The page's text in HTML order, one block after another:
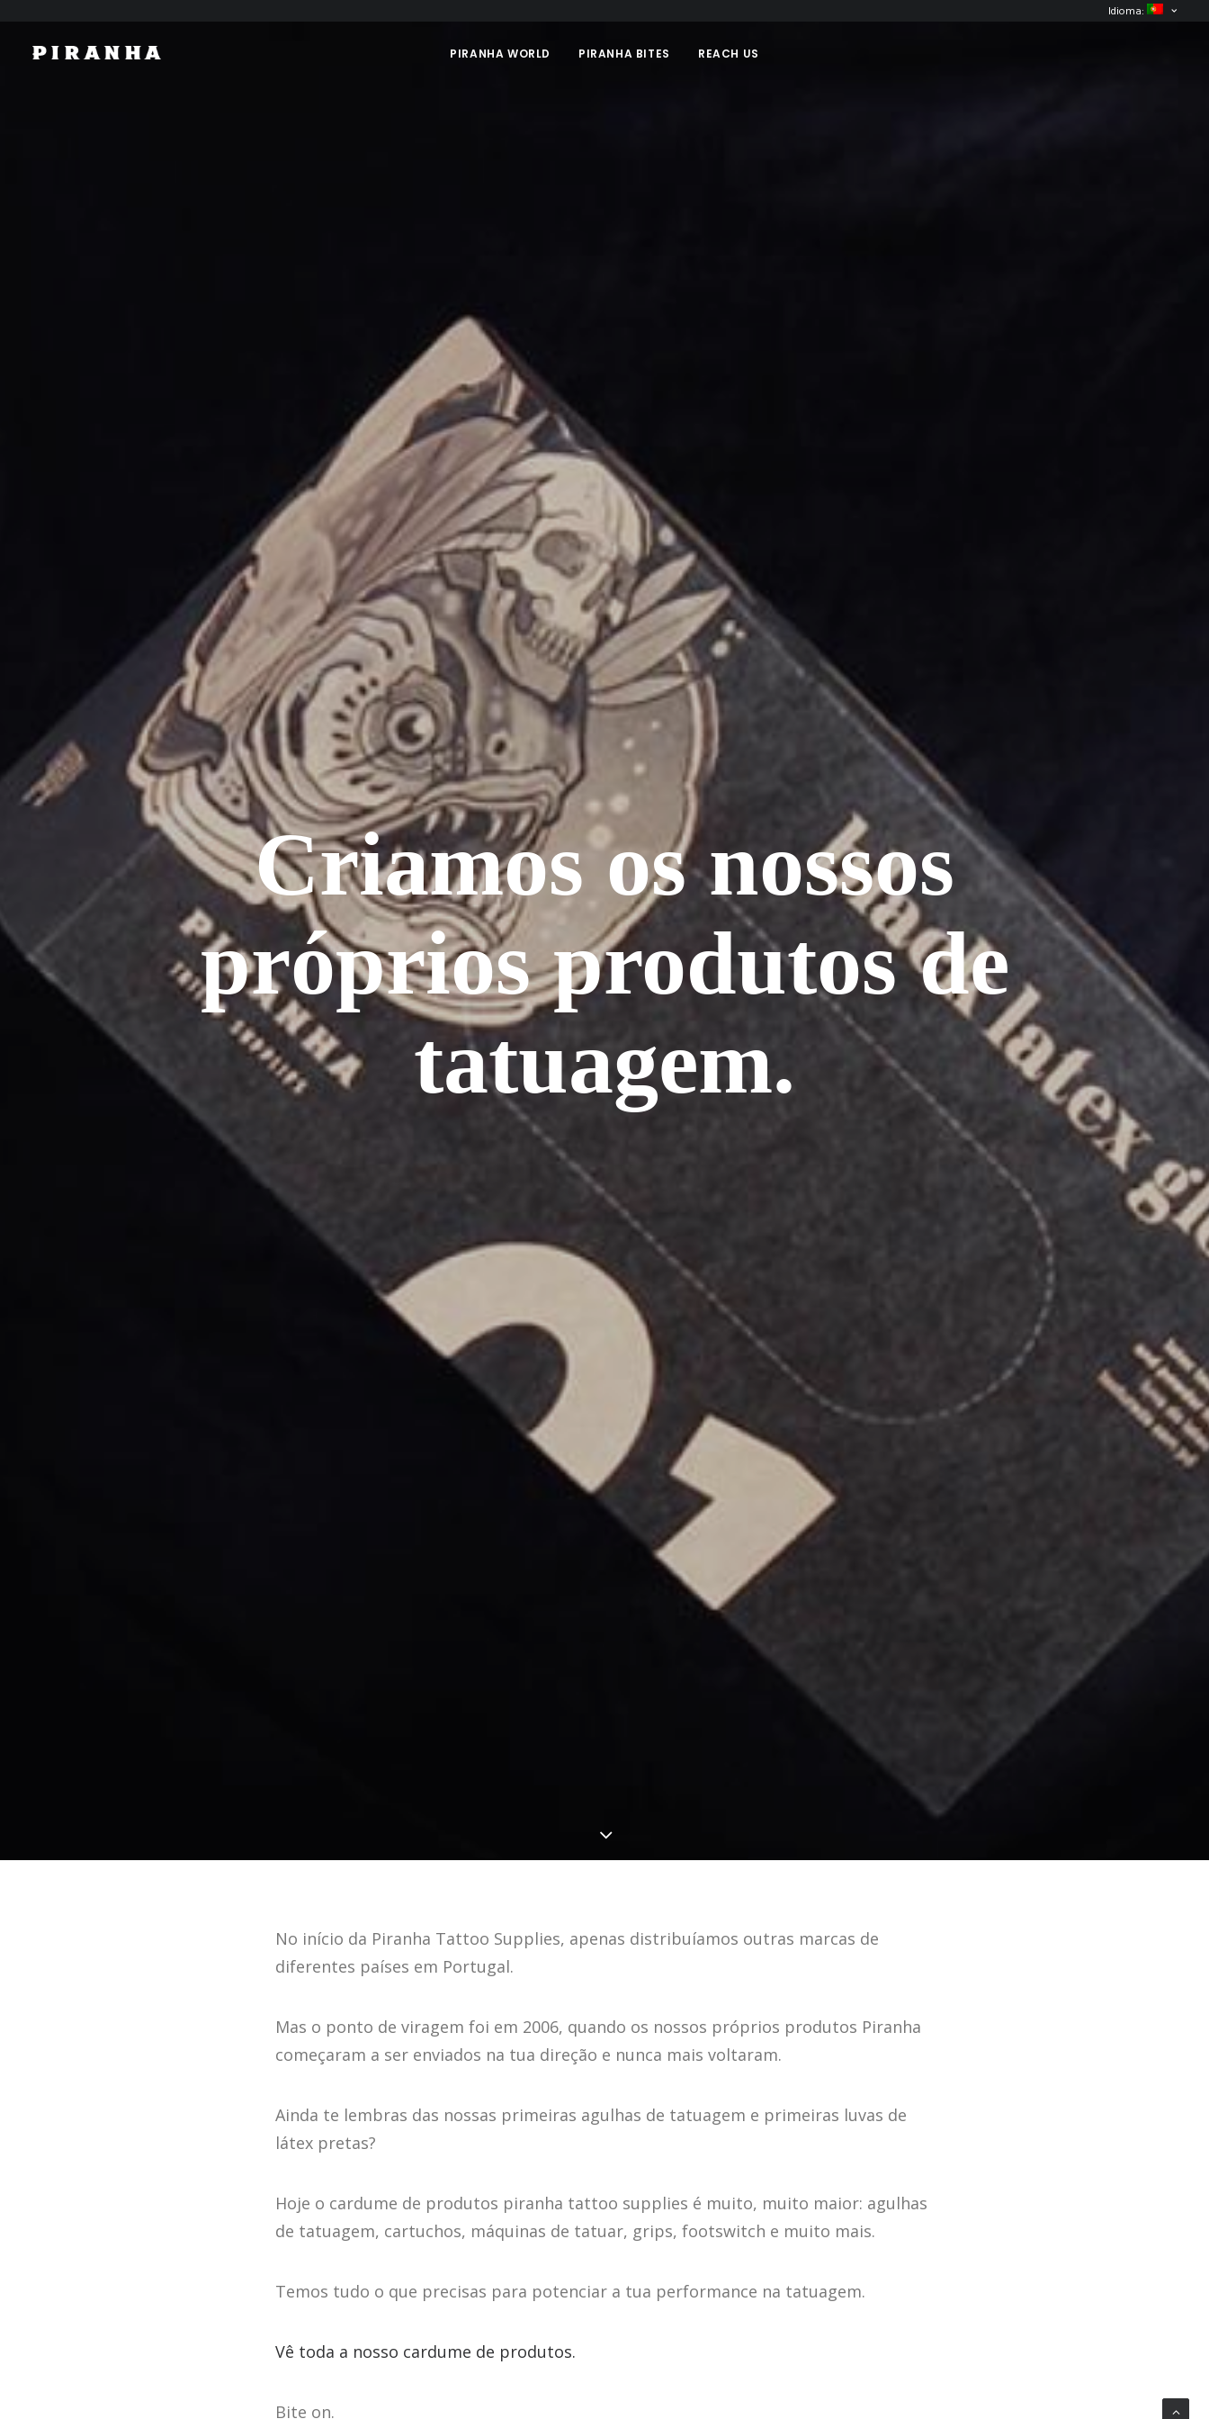
Idioma:
PIRANHA WORLD PIRANHA BITES REACH US
Criamos os nossos
próprios produtos de
tatuagem.
No início da Piranha Tattoo Supplies, apenas distribuíamos outras marcas de
diferentes países em Portugal.
Mas o ponto de viragem foi em 2006, quando os nossos próprios produtos Piranha
começaram a ser enviados na tua direção e nunca mais voltaram.
Ainda te lembras das nossas primeiras agulhas de tatuagem e primeiras luvas de
látex pretas?
Hoje o cardume de produtos piranha tattoo supplies é muito, muito maior: agulhas
de tatuagem, cartuchos, máquinas de tatuar, grips, footswitch e muito mais.
Temos tudo o que precisas para potenciar a tua performance na tatuagem.
Vê toda a nosso cardume de produtos.
Bite on.